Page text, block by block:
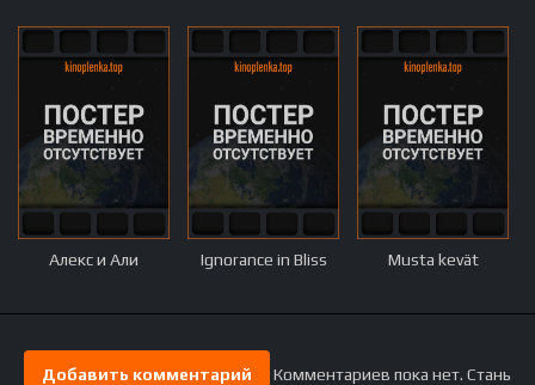
Алекс и Али Ignorance in Bliss Musta kevät
Добавить комментарий Комментариев пока нет. Стань